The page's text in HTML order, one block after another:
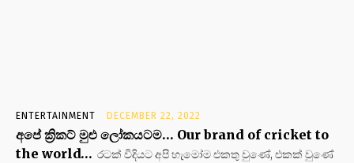
ENTERTAINMENT DECEMBER 22, 2022
අපේ ක්‍රිකට් මුළු ලෝකයටම… Our brand of cricket to
the world… රටක් විදියට අපි හැමෝම එකතු වුණේ, එකක් වුණේ